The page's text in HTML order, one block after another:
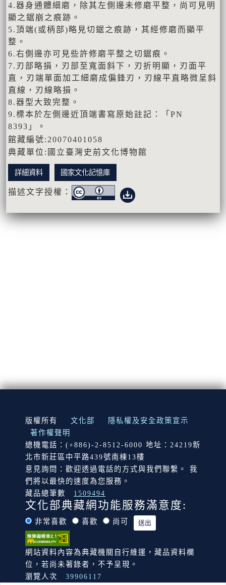
4.器身通體細磨，除其左側邊未修磨平整，尚可見明
顯之鋸崩之痕跡。
5.頂端(或柄部)略見切鋸之痕跡，其經修磨而顯平
整。
6.右側邊亦可見些許修磨平整之切鋸痕。
7.刃部略損，刃部至寬面斜下，刃折明顯，刃面平
直，刃端單面加工細磨成偏鋒刃，刃線平直略微呈斜
直線，刃線略損。
8.器型大致完整。
9.標本於左側邊近頂端書寫原始註記：「PN
8393」。
館藏編號:20070401058
典藏單位:國立臺灣史前文化博物館
詳細資料 國家文化記憶庫
描述文字授權：
:::
版權所有 文化部
隱私權及安全政策宣示
著作權聲明
總機電話：(+886)-2-8512-6000 地址：24219新
北市新莊區中平路439號南棟13樓
意見詢問：歡迎透過電話的方式與我們聯繫。 我
們將以最快的速度為您服務。
藏品總筆數
1509494
文化部典藏網功能服務滿意度:
非常喜歡 喜歡 尚可
網站資料內容為典藏機關自行維運，藏品資料欄
位，若尚未著錄者，不予呈現。
瀏覽人次
39906117